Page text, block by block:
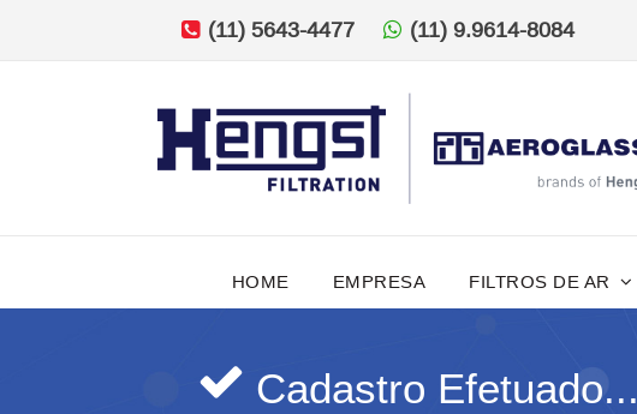
(11) 5643-4477 (11) 9.9614-8084
HOME EMPRESA FILTROS DE AR
Cadastro Efetuado...